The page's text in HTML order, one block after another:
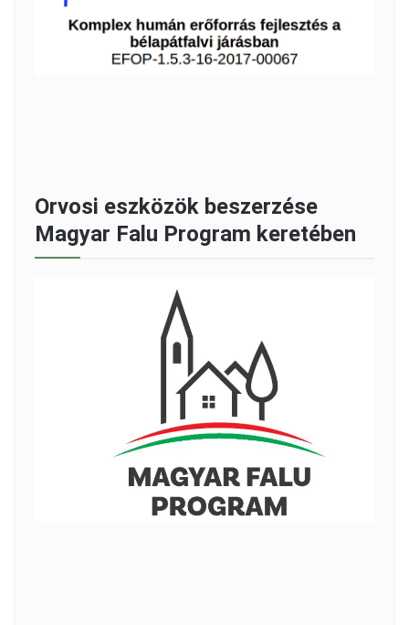
Orvosi eszközök beszerzése
Magyar Falu Program keretében